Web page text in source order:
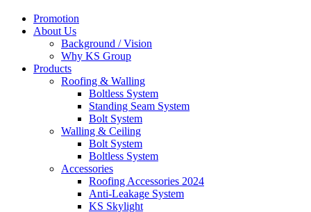
Promotion
About Us
Background / Vision
Why KS Group
Products
Roofing & Walling
Boltless System
Standing Seam System
Bolt System
Walling & Ceiling
Bolt System
Boltless System
Accessories
Roofing Accessories 2024
Anti-Leakage System
KS Skylight